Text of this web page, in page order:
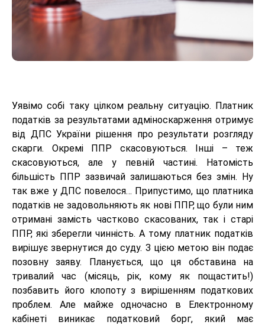
Уявімо собі таку цілком реальну ситуацію. Платник
податків за результатами адміноскарження отримує
від ДПС України рішення про результати розгляду
скарги. Окремі ППР скасовуються. Інші – теж
скасовуються, але у певній частині. Натомість
більшість ППР зазвичай залишаються без змін. Ну
так вже у ДПС повелося… Припустимо, що платника
податків не задовольняють як нові ППР, що були ним
отримані замість частково скасованих, так і старі
ППР, які зберегли чинність. А тому платник податків
вирішує звернутися до суду. З цією метою він подає
позовну заяву. Планується, що ця обставина на
тривалий час (місяць, рік, кому як пощастить!)
позбавить його клопоту з вирішенням податкових
проблем. Але майже одночасно в Електронному
кабінеті виникає податковий борг, який має